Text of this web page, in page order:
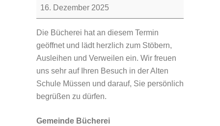
geöffnet
16. Dezember 2025
Die Bücherei hat an diesem Termin
geöffnet und lädt herzlich zum Stöbern,
Ausleihen und Verweilen ein. Wir freuen
uns sehr auf Ihren Besuch in der Alten
Schule Müssen und darauf, Sie persönlich
begrüßen zu dürfen.
Gemeinde Bücherei